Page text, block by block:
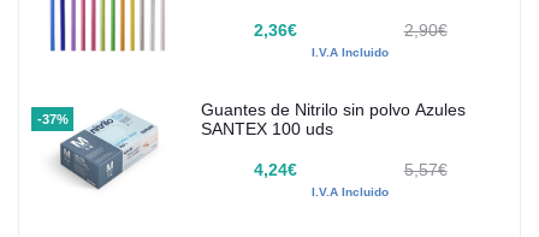
2,36€ 2,90€
I.V.A Incluido
-37%
Guantes de Nitrilo sin polvo Azules
SANTEX 100 uds
4,24€ 5,57€
I.V.A Incluido